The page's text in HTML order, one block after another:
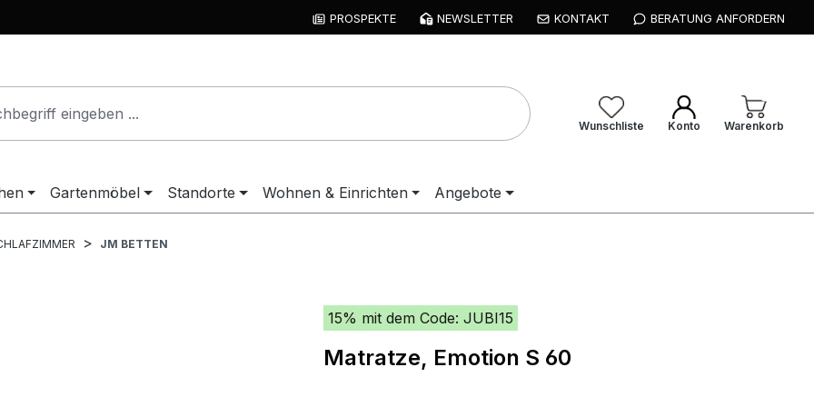
PROSPEKTE NEWSLETTER KONTAKT BERATUNG ANFORDERN
Wunschliste Konto Warenkorb
Gartenmöbel Standorte Wohnen & Einrichten Angebote
JM BETTEN
15% mit dem Code: JUBI15
Matratze, Emotion S 60